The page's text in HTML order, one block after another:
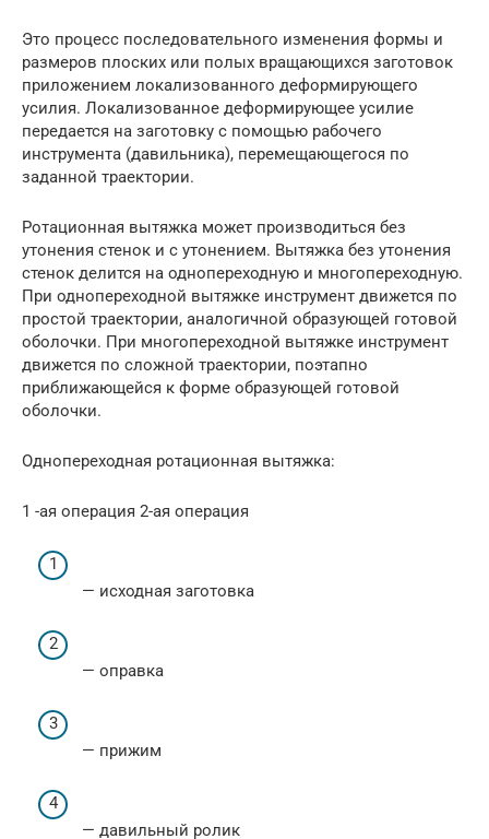
Это процесс последовательного изменения формы и
размеров плоских или полых вращающихся заготовок
приложением локализованного деформирующего
усилия. Локализованное деформирующее усилие
передается на заготовку с помощью рабочего
инструмента (давильника), перемещающегося по
заданной траектории.
Ротационная вытяжка может производиться без
утонения стенок и с утонением. Вытяжка без утонения
стенок делится на однопереходную и многопереходную.
При однопереходной вытяжке инструмент движется по
простой траектории, аналогичной образующей готовой
оболочки. При многопереходной вытяжке инструмент
движется по сложной траектории, поэтапно
приближающейся к форме образующей готовой
оболочки.
Однопереходная ротационная вытяжка:
1 -ая операция 2-ая операция
— исходная заготовка
— оправка
— прижим
— давильный ролик